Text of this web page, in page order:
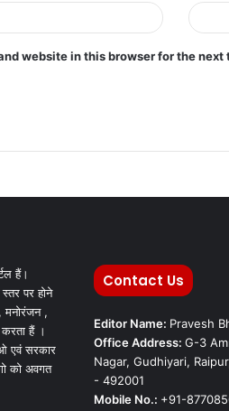
website in this browser for the next
हैं।
पर होने
मनोरंजन ,
हैं ।
एवं सरकार
को अवगत
Contact Us
Editor Name: Pravesh
Office Address: G-3
Nagar, Gudhiyari,
- 492001
Mobile No.: +91-